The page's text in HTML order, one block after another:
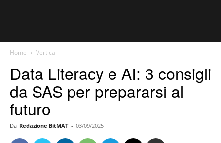
Home Vertical
Data Literacy e AI: 3 consigli
da SAS per prepararsi al
futuro
Da Redazione BitMAT - 03/09/2025